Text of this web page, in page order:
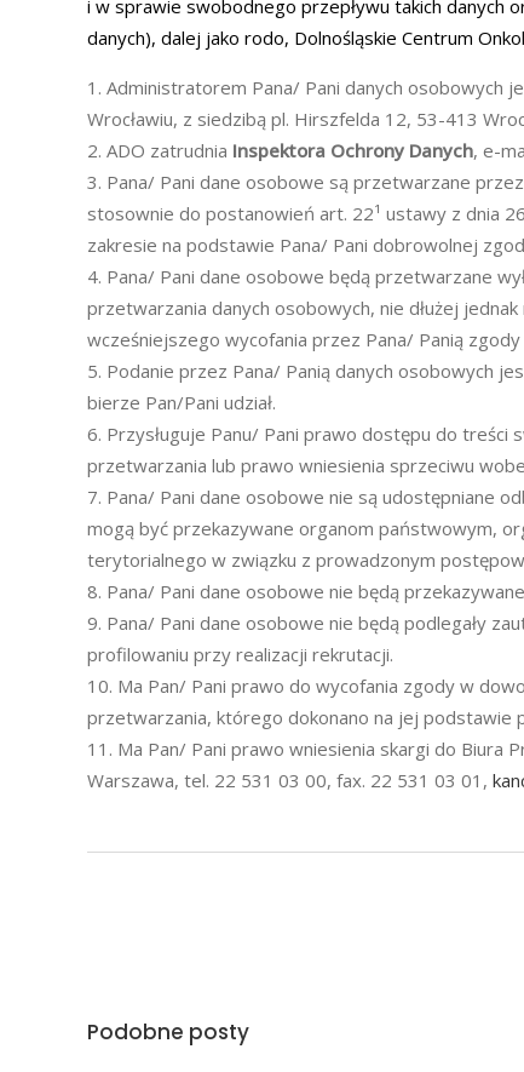
i w sprawie swobodnego przepływu takich danych
danych), dalej jako rodo, Dolnośląskie Centrum
Administratorem Pana/ Pani danych osobowych
Wrocławiu, z siedzibą pl. Hirszfelda 12, 53-413
ADO zatrudnia Inspektora Ochrony Danych, e-
Pana/ Pani dane osobowe są przetwarzane
stosownie do postanowień art. 22¹ ustawy z dnia
zakresie na podstawie Pana/ Pani dobrowolnej
Pana/ Pani dane osobowe będą przetwarzane
przetwarzania danych osobowych, nie dłużej
wcześniejszego wycofania przez Pana/ Panią
Podanie przez Pana/ Panią danych osobowych
bierze Pan/Pani udział.
Przysługuje Panu/ Pani prawo dostępu do treści
przetwarzania lub prawo wniesienia sprzeciwu
Pana/ Pani dane osobowe nie są udostępniane
mogą być przekazywane organom państwowym,
terytorialnego w związku z prowadzonym
Pana/ Pani dane osobowe nie będą
Pana/ Pani dane osobowe nie będą podlegały
profilowaniu przy realizacji rekrutacji.
Ma Pan/ Pani prawo do wycofania zgody w
przetwarzania, którego dokonano na jej podstawie
Ma Pan/ Pani prawo wniesienia skargi do Biura
Warszawa, tel. 22 531 03 00, fax. 22 531 03 01,
Podobne posty